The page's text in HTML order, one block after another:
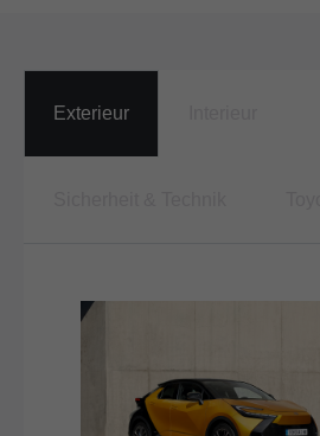
Exterieur